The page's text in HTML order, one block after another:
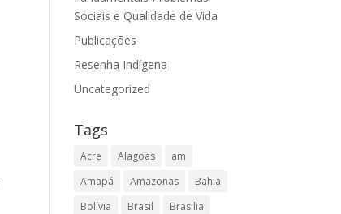
Sociais e Qualidade de Vida
Publicações
Resenha Indígena
Uncategorized
Tags
Acre Alagoas
am
Amapá
Amazonas
Bahia
Bolívia
Brasil
Brasilia